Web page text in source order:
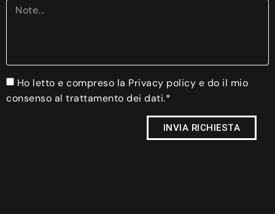
Ho letto e compreso la Privacy policy e do il mio
consenso al trattamento dei dati.*
INVIA RICHIESTA